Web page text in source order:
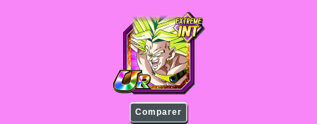
Comparer
Broly Super Saiyan Légendaire